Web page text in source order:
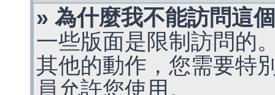
» 為什麼我不能訪問這
一些版面是限制訪問的
其他的動作，您需要特
員允許您使用。